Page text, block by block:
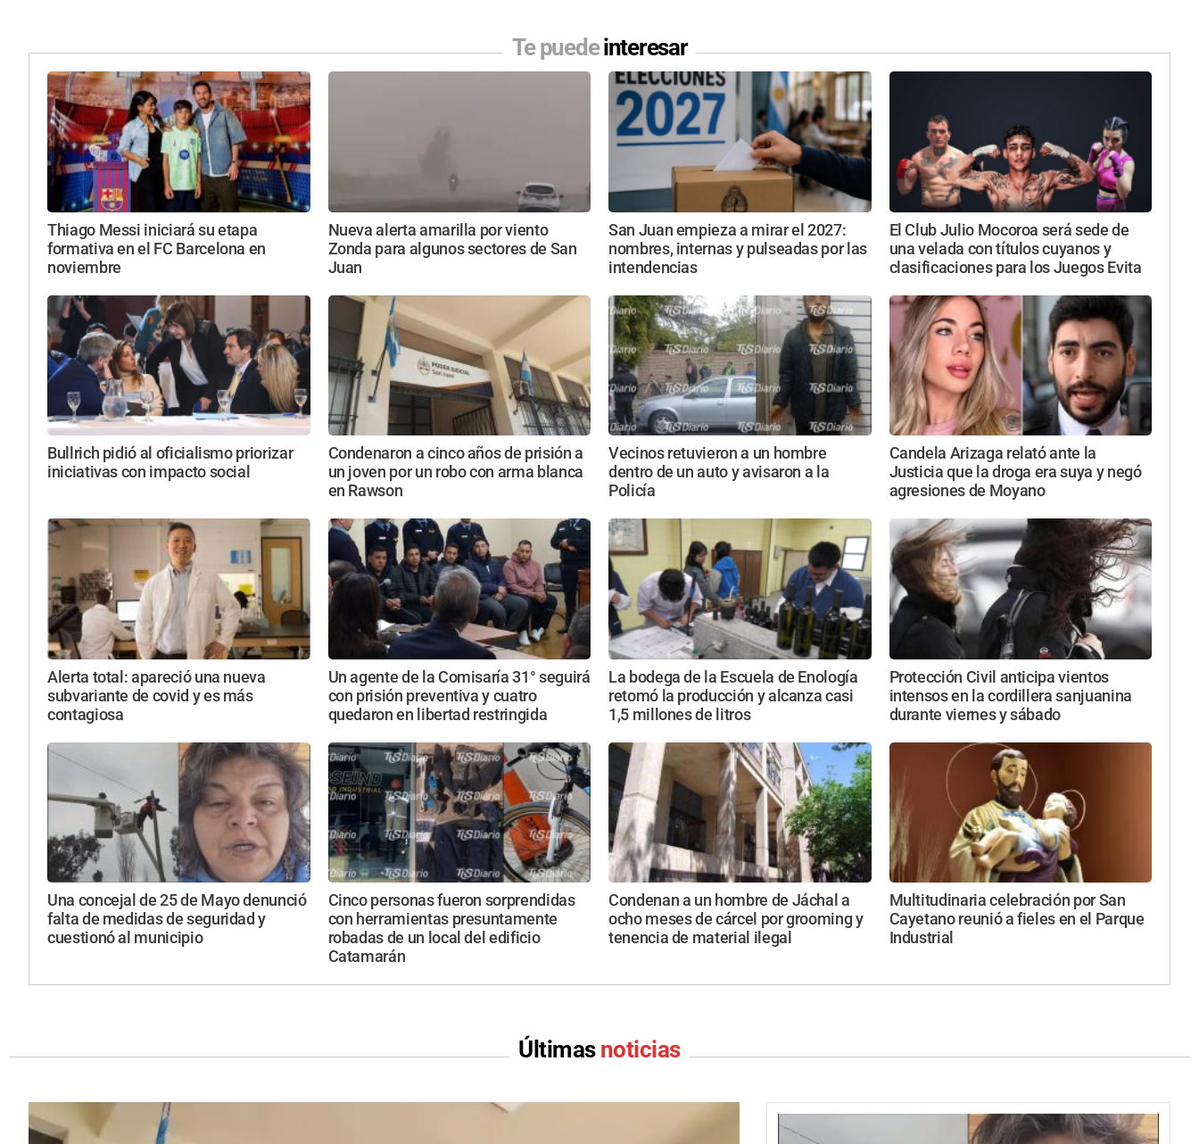
Te puedeinteresar
Thiago Messi iniciará su etapa
formativa en el FC Barcelona en
noviembre
Nueva alerta amarilla por viento
Zonda para algunos sectores de San
Juan
San Juan empieza a mirar el 2027:
nombres, internas y pulseadas por las
intendencias
El Club Julio Mocoroa será sede de
una velada con títulos cuyanos y
clasificaciones para los Juegos Evita
Bullrich pidió al oficialismo priorizar
iniciativas con impacto social
Condenaron a cinco años de prisión a
un joven por un robo con arma blanca
en Rawson
Vecinos retuvieron a un hombre
dentro de un auto y avisaron a la
Policía
Candela Arizaga relató ante la
Justicia que la droga era suya y negó
agresiones de Moyano
Alerta total: apareció una nueva
subvariante de covid y es más
contagiosa
Un agente de la Comisaría 31° seguirá
con prisión preventiva y cuatro
quedaron en libertad restringida
La bodega de la Escuela de Enología
retomó la producción y alcanza casi
1,5 millones de litros
Protección Civil anticipa vientos
intensos en la cordillera sanjuanina
durante viernes y sábado
Una concejal de 25 de Mayo denunció
falta de medidas de seguridad y
cuestionó al municipio
Cinco personas fueron sorprendidas
con herramientas presuntamente
robadas de un local del edificio
Catamarán
Condenan a un hombre de Jáchal a
ocho meses de cárcel por grooming y
tenencia de material ilegal
Multitudinaria celebración por San
Cayetano reunió a fieles en el Parque
Industrial
Últimas noticias